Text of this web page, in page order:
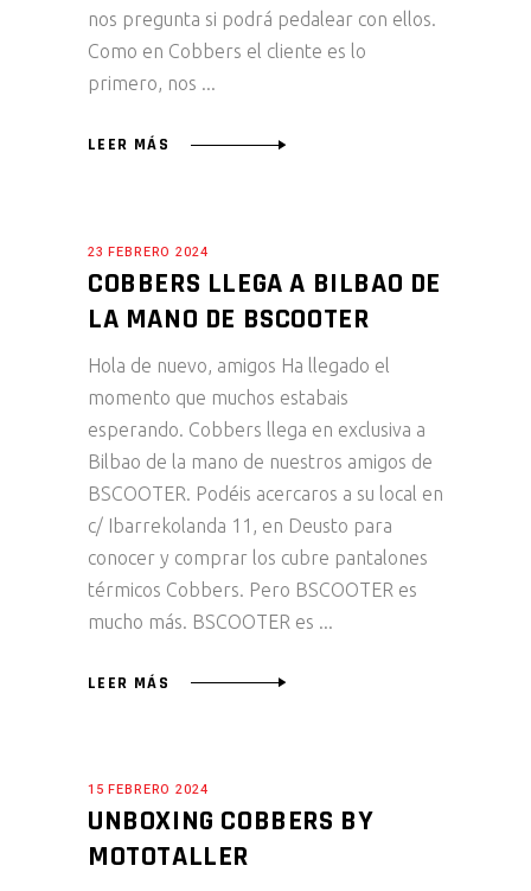
nos pregunta si podrá pedalear con ellos.
Como en Cobbers el cliente es lo
primero, nos
LEER MÁS
23 FEBRERO 2024
COBBERS LLEGA A BILBAO DE
LA MANO DE BSCOOTER
Hola de nuevo, amigos Ha llegado el
momento que muchos estabais
esperando. Cobbers llega en exclusiva a
Bilbao de la mano de nuestros amigos de
BSCOOTER. Podéis acercaros a su local en
c/ Ibarrekolanda 11, en Deusto para
conocer y comprar los cubre pantalones
térmicos Cobbers. Pero BSCOOTER es
mucho más. BSCOOTER es
LEER MÁS
15 FEBRERO 2024
UNBOXING COBBERS BY
MOTOTALLER